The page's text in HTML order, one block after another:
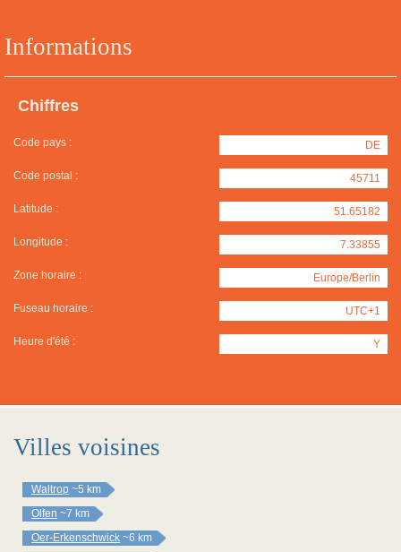
Informations
Chiffres
Code pays : DE
Code postal : 45711
Latitude : 51.65182
Longitude : 7.33855
Zone horaire : Europe/Berlin
Fuseau horaire : UTC+1
Heure d'été : Y
Villes voisines
Waltrop ~5 km
Olfen ~7 km
Oer-Erkenschwick ~6 km